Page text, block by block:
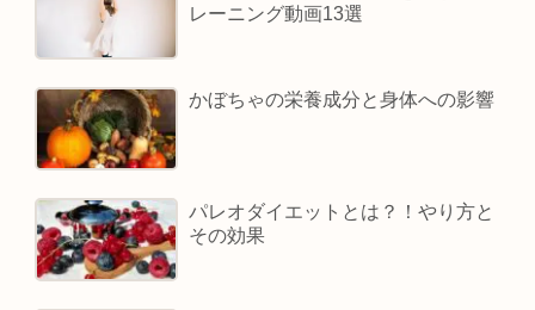
レーニング動画13選
かぼちゃの栄養成分と身体への影響
パレオダイエットとは？！やり方と
その効果